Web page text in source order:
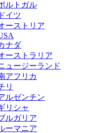
ルトガル
ドイツ
ーストリア
ナダ
ーストラリア
ュージーランド
アフリカ
リ
ルゼンチン
リシャ
ルガリア
ーマニア